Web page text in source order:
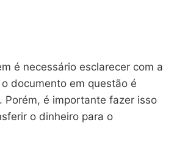
é necessário esclarecer com a
documento em questão é
Porém, é importante fazer isso
o dinheiro para o